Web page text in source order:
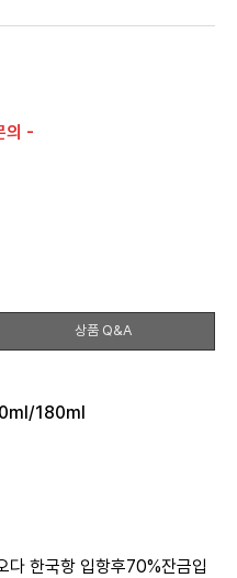
의 -
상품 Q&A
180ml
다 한국항 입항후70%잔금입